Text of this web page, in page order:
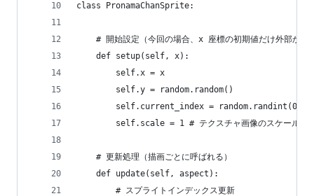
class PronamaChanSprite:
# 開始設定（今回の場合、x 座標の初期値だけ外部から
    def setup(self, x):
        self.x = x
        self.y = random.random()
self.current_index = random.randint(0,
self.scale = 1 # テクスチャ画像のスケール（1
    # 更新処理（描画ごとに呼ばれる）
    def update(self, aspect):
        # スプライトインデックス更新